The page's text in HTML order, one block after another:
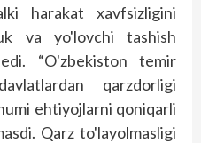
harakat xavfsizligini
va yo'lovchi tashish
“O'zbekiston temir
qarzdorligi
ehtiyojlarni qoniqarli
Qarz to'layolmasligi